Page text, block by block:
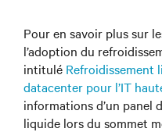
Pour en savoir plus sur
l’adoption du
intitulé Refroidissement
datacenter pour l’IT
informations d’un panel
liquide lors du sommet